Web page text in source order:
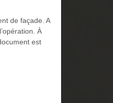
de façade. A
À
est